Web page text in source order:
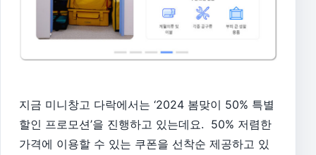
​지금 미니창고 다락에서는 ‘2024 봄맞이 50% 특별
할인 프로모션’을 진행하고 있는데요. 50% 저렴한
가격에 이용할 수 있는 쿠폰을 선착순 제공하고 있